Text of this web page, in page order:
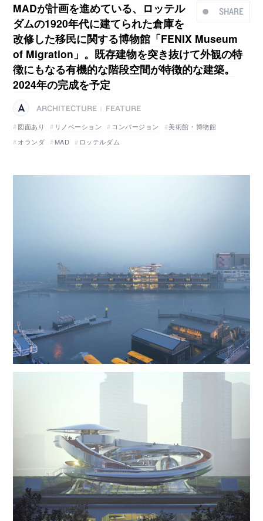
SHARE
MADが計画を進めている、ロッテル
ダムの1920年代に建てられた倉庫を
改修した移民に関する博物館「FENIX Museum
of Migration」。既存建物を突き抜けて外観の特
徴にもなる有機的な階段空間が特徴的な建築。
2024年の完成を予定
ARCHITECTURE
FEATURE
図面あり
リノベーション コンバージョン
美術館・博物館
オランダ
MAD ロッテルダム